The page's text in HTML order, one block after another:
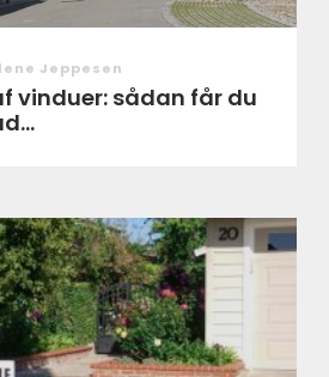
Jeppesen
vinduer: sådan får du